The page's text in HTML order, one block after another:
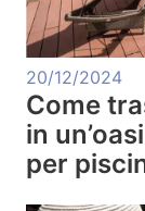
20/12/2024
Come
in
per